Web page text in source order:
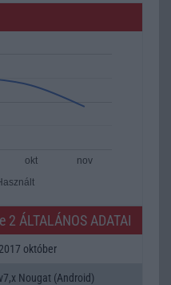
okt nov
ÁLTALÁNOS ADATAI
2017 október
Nougat (Android)